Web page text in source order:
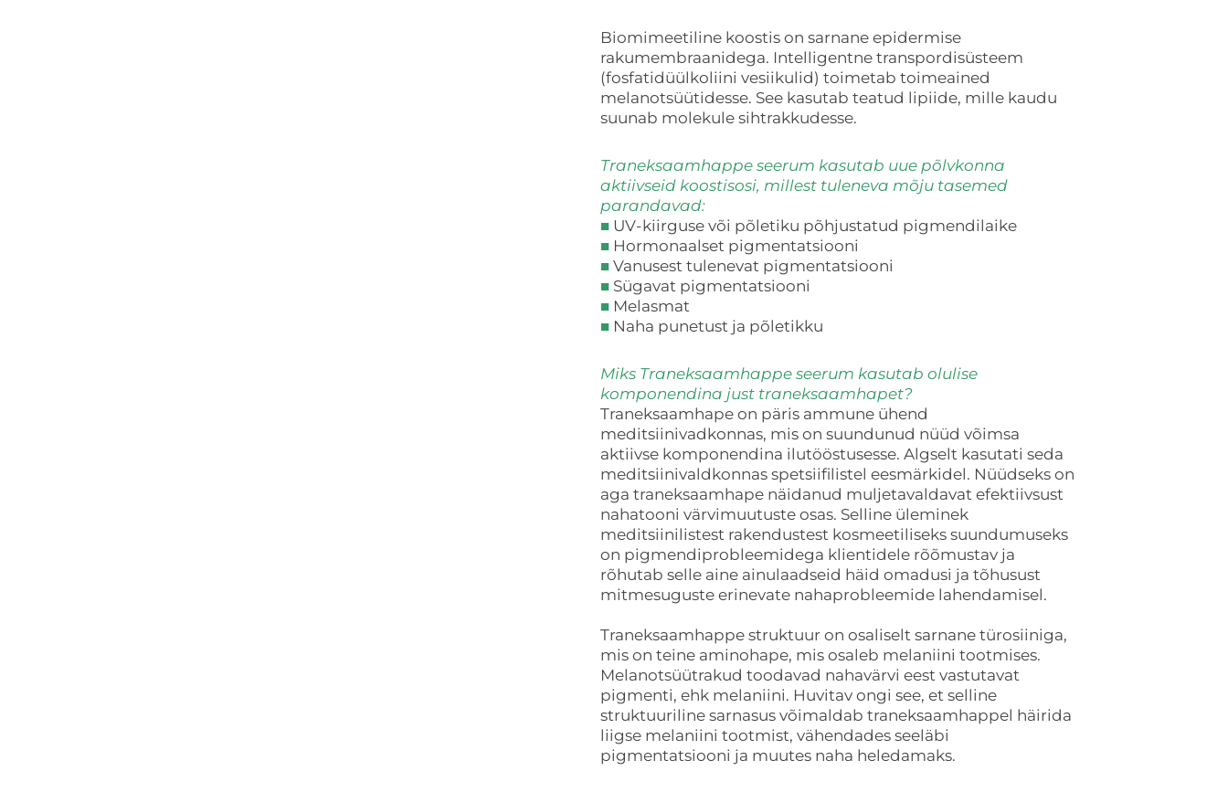
Biomimeetiline koostis on sarnane epidermise
rakumembraanidega. Intelligentne transpordisüsteem
(fosfatidüülkoliini vesiikulid) toimetab toimeained
melanotsüütidesse. See kasutab teatud lipiide, mille kaudu
suunab molekule sihtrakkudesse.
Traneksaamhappe seerum kasutab uue põlvkonna
aktiivseid koostisosi, millest tuleneva mõju tasemed
parandavad:
■ UV-kiirguse või põletiku põhjustatud pigmendilaike
■ Hormonaalset pigmentatsiooni
■ Vanusest tulenevat pigmentatsiooni
■ Sügavat pigmentatsiooni
■ Melasmat
■ Naha punetust ja põletikku
Miks Traneksaamhappe seerum kasutab olulise
komponendina just traneksaamhapet?
Traneksaamhape on päris ammune ühend
meditsiinivadkonnas, mis on suundunud nüüd võimsa
aktiivse komponendina ilutööstusesse. Algselt kasutati seda
meditsiinivaldkonnas spetsiifilistel eesmärkidel. Nüüdseks on
aga traneksaamhape näidanud muljetavaldavat efektiivsust
nahatooni värvimuutuste osas. Selline üleminek
meditsiinilistest rakendustest kosmeetiliseks suundumuseks
on pigmendiprobleemidega klientidele rõõmustav ja
rõhutab selle aine ainulaadseid häid omadusi ja tõhusust
mitmesuguste erinevate nahaprobleemide lahendamisel.
Traneksaamhappe struktuur on osaliselt sarnane türosiiniga,
mis on teine ​​aminohape, mis osaleb melaniini tootmises.
Melanotsüütrakud toodavad nahavärvi eest vastutavat
pigmenti, ehk melaniini. Huvitav ongi see, et selline
struktuuriline sarnasus võimaldab traneksaamhappel häirida
liigse melaniini tootmist, vähendades seeläbi
pigmentatsiooni ja muutes naha heledamaks.